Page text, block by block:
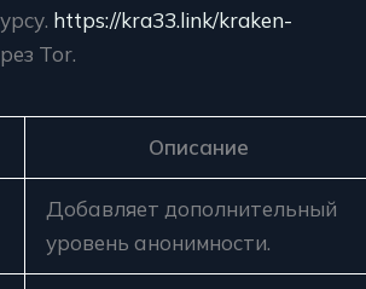
https://kra33.link/kraken-
Tor.
Описание
Добавляет дополнительный
уровень анонимности.